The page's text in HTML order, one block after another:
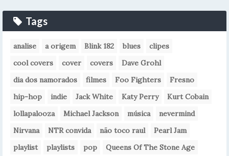
Tags
analise a origem Blink 182 blues
clipes
cool covers
cover covers
Dave Grohl
dia dos namorados
filmes Foo Fighters
Fresno
hip-hop
indie Jack White Katy Perry
Kurt Cobain
lollapalooza
Michael Jackson música
nevermind
Nirvana
NTR convida não toco raul
Pearl Jam
playlist
playlists pop Queens Of The Stone Age